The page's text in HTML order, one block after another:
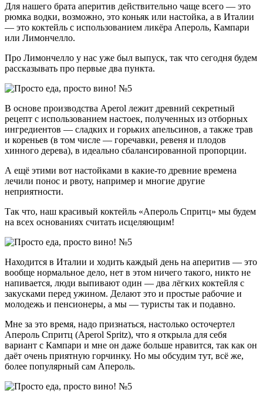
Для нашего брата аперитив действительно чаще всего — это
рюмка водки, возможно, это коньяк или настойка, а в Италии
— это коктейль с использованием ликёра Апероль, Кампари
или Лимончелло.
Про Лимончелло у нас уже был выпуск, так что сегодня будем
рассказывать про первые два пункта.
В основе производства Aperol лежит древний секретный
рецепт с использованием настоек, полученных из отборных
ингредиентов — сладких и горьких апельсинов, а также трав
и кореньев (в том числе — горечавки, ревеня и плодов
хинного дерева), в идеально сбалансированной пропорции.
А ещё этими вот настойками в какие-то древние времена
лечили понос и рвоту, например и многие другие
неприятности.
Так что, наш красивый коктейль «Апероль Спритц» мы будем
на всех основаниях считать исцеляющим!
Находится в Италии и ходить каждый день на аперитив — это
вообще нормальное дело, нет в этом ничего такого, никто не
напивается, люди выпивают один — два лёгких коктейля с
закусками перед ужином. Делают это и простые рабочие и
молодежь и пенсионеры, а мы — туристы так и подавно.
Мне за это время, надо признаться, настолько осточертел
Апероль Спритц (Aperol Spritz), что я открыла для себя
вариант с Кампари и мне он даже больше нравится, так как он
даёт очень приятную горчинку. Но мы обсудим тут, всё же,
более популярный сам Апероль.